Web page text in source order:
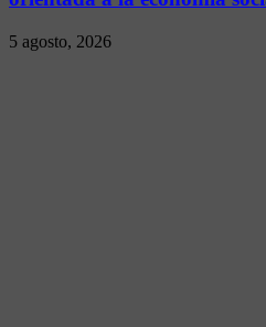
5 agosto, 2026